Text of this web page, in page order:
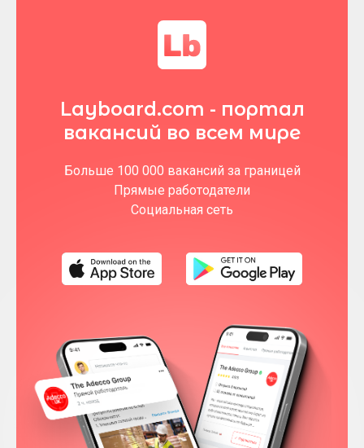
Layboard.com - портал
вакансий во всем мире
Больше 100 000 вакансий за границей
Прямые работодатели
Социальная сеть